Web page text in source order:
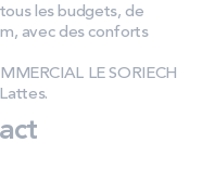
les budgets, de
avec des conforts
LE SORIECH